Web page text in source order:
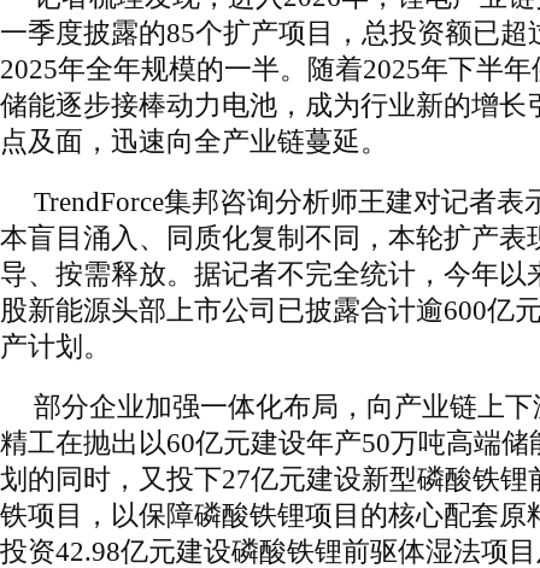
一季度披露的85个扩产项目，总投资额已超
2025年全年规模的一半。随着2025年下半
储能逐步接棒动力电池，成为行业新的增长
点及面，迅速向全产业链蔓延。
TrendForce集邦咨询分析师王建对记者表
本盲目涌入、同质化复制不同，本轮扩产表
导、按需释放。据记者不完全统计，今年以
股新能源头部上市公司已披露合计逾600亿
产计划。
部分企业加强一体化布局，向产业链上
精工在抛出以60亿元建设年产50万吨高端
划的同时，又投下27亿元建设新型磷酸铁锂
铁项目，以保障磷酸铁锂项目的核心配套原
投资42.98亿元建设磷酸铁锂前驱体湿法项